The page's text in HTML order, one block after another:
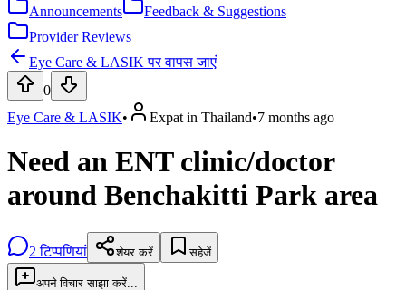
Announcements
Feedback & Suggestions
Provider Reviews
Eye Care & LASIK पर वापस जाएं
0
Eye Care & LASIK• Expat in Thailand•7 months ago
Need an ENT clinic/doctor
around Benchakitti Park area
2 टिप्पणियां शेयर करें सहेजें
अपने विचार साझा करें...